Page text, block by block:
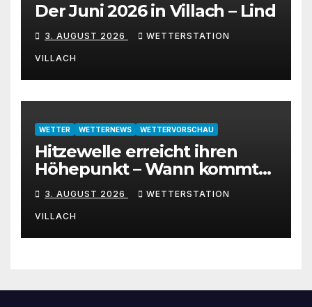
Der Juni 2026 in Villach – Lind
3. AUGUST 2026 WETTERSTATION
VILLACH
WETTER WETTERNEWS WETTERVORSCHAU
Hitzewelle erreicht ihren
Höhepunkt – Wann kommt
die Abkühlung?
3. AUGUST 2026 WETTERSTATION
VILLACH